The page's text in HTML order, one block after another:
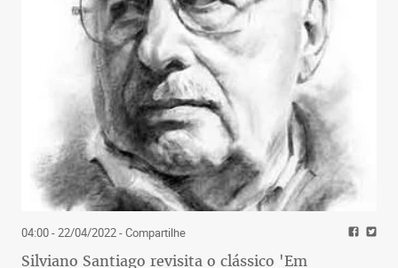
04:00 - 22/04/2022- Compartilhe
Silviano Santiago revisita o clássico 'Em